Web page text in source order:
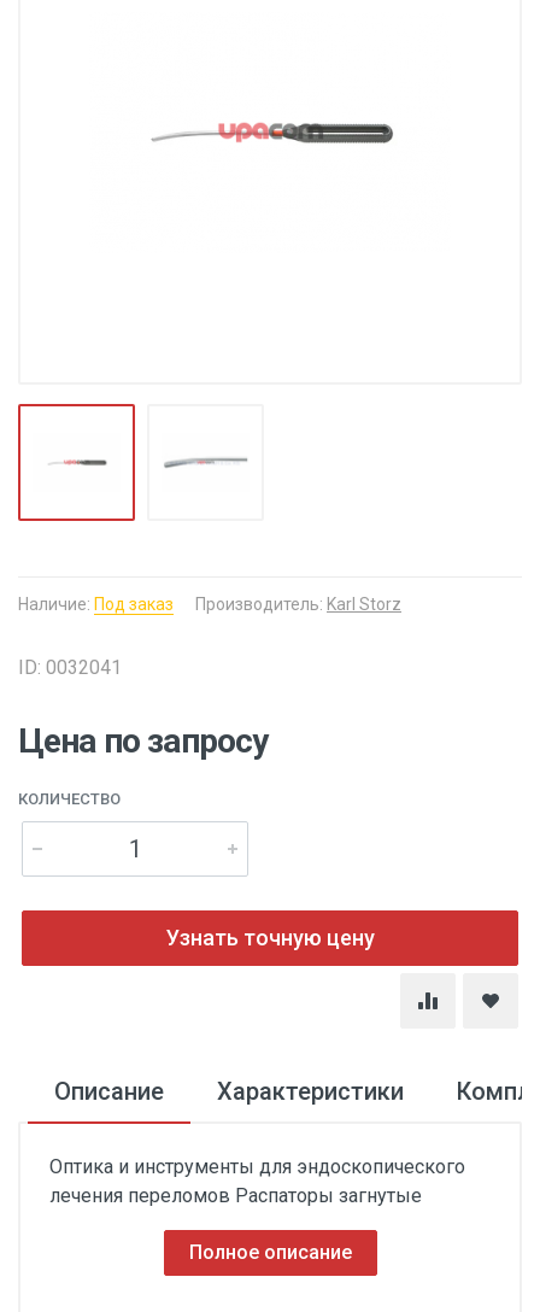
Наличие: Под заказ Производитель: Karl Storz
ID: 0032041
Цена по запросу
КОЛИЧЕСТВО
Узнать точную цену
Описание Характеристики
Оптика и инструменты для эндоскопического
лечения переломов Распаторы загнутые
Полное описание